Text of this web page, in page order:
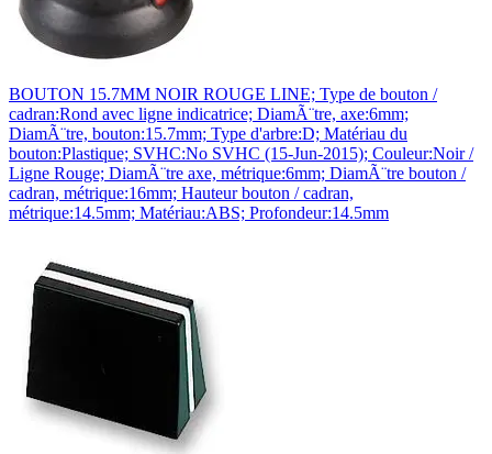
BOUTON 15.7MM NOIR ROUGE LINE; Type de bouton /
cadran:Rond avec ligne indicatrice; DiamÃ¨tre, axe:6mm;
DiamÃ¨tre, bouton:15.7mm; Type d'arbre:D; Matériau du
bouton:Plastique; SVHC:No SVHC (15-Jun-2015); Couleur:Noir /
Ligne Rouge; DiamÃ¨tre axe, métrique:6mm; DiamÃ¨tre bouton /
cadran, métrique:16mm; Hauteur bouton / cadran,
métrique:14.5mm; Matériau:ABS; Profondeur:14.5mm